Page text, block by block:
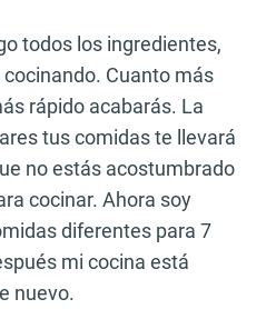
todos los ingredientes,
Cuanto más
rápido acabarás. La
tus comidas te llevará
no estás acostumbrado
cocinar. Ahora soy
diferentes para 7
mi cocina está
nuevo.